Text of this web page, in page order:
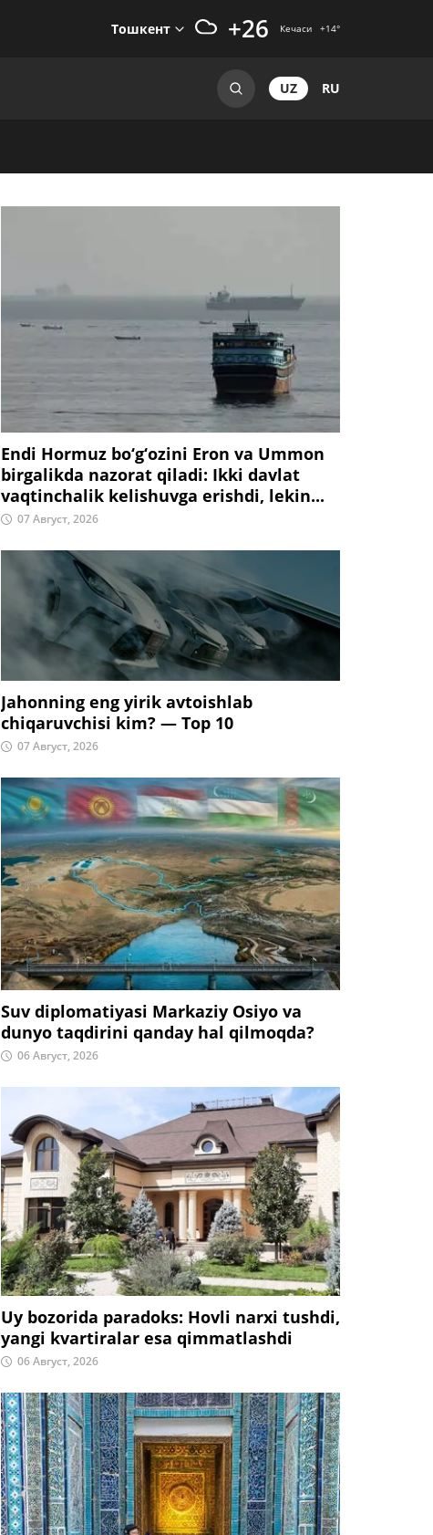
Тошкент +26 Кечаси +14°
UZ RU
Endi Hormuz bo‘g‘ozini Eron va Ummon
birgalikda nazorat qiladi: Ikki davlat
vaqtinchalik kelishuvga erishdi, lekin...
07 Август, 2026
Jahonning eng yirik avtoishlab
chiqaruvchisi kim? — Top 10
07 Август, 2026
Suv diplomatiyasi Markaziy Osiyo va
dunyo taqdirini qanday hal qilmoqda?
06 Август, 2026
Uy bozorida paradoks: Hovli narxi tushdi,
yangi kvartiralar esa qimmatlashdi
06 Август, 2026